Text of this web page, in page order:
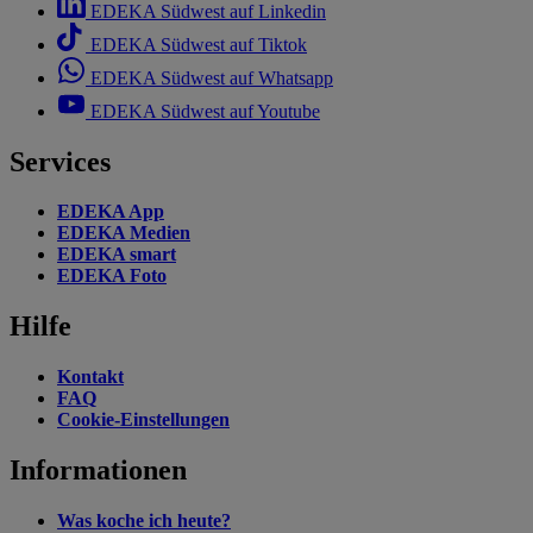
EDEKA Südwest auf Linkedin
EDEKA Südwest auf Tiktok
EDEKA Südwest auf Whatsapp
EDEKA Südwest auf Youtube
Services
EDEKA App
EDEKA Medien
EDEKA smart
EDEKA Foto
Hilfe
Kontakt
FAQ
Cookie-Einstellungen
Informationen
Was koche ich heute?